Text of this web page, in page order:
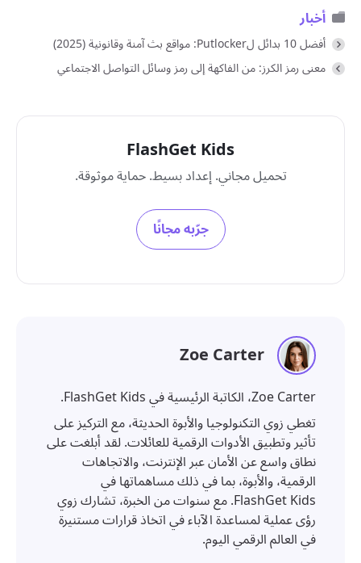
أخبار
أفضل 10 بدائل لPutlocker: مواقع بث آمنة وقانونية (2025)
معنى رمز الكرز: من الفاكهة إلى رمز وسائل التواصل الاجتماعي
FlashGet Kids
تحميل مجاني. إعداد بسيط. حماية موثوقة.
جرّبه مجانًا
Zoe Carter
Zoe Carter، الكاتبة الرئيسية في FlashGet Kids.
تغطي زوي التكنولوجيا والأبوة الحديثة، مع التركيز على
تأثير وتطبيق الأدوات الرقمية للعائلات. لقد أبلغت على
نطاق واسع عن الأمان عبر الإنترنت، والاتجاهات
الرقمية، والأبوة، بما في ذلك مساهماتها في
FlashGet Kids. مع سنوات من الخبرة، تشارك زوي
رؤى عملية لمساعدة الآباء في اتخاذ قرارات مستنيرة
في العالم الرقمي اليوم.